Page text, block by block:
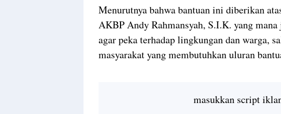
Menurutnya bahwa bantuan ini diberikan
AKBP Andy Rahmansyah, S.I.K. yang
agar peka terhadap lingkungan dan warga,
masyarakat yang membutuhkan uluran
masukkan script